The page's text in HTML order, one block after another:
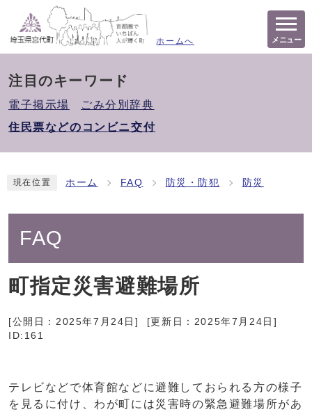
ホームへ メニュー
注目のキーワード
電子掲示場
ごみ分別辞典
住民票などのコンビニ交付
現在位置 ホーム FAQ 防災・防犯 防災
FAQ
町指定災害避難場所
[公開日： 2025年7月24日 ] [更新日： 2025年7月24日 ]
ID:161
テレビなどで体育館などに避難しておられる方の様子
を見るに付け、わが町には災害時の緊急避難場所があ